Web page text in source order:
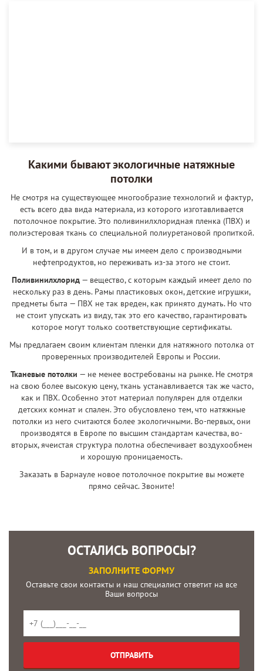
Какими бывают экологичные натяжные
потолки
Не смотря на существующее многообразие технологий и фактур,
есть всего два вида материала, из которого изготавливается
потолочное покрытие. Это поливинилхлоридная пленка (ПВХ) и
полиэстеровая ткань со специальной полиуретановой пропиткой.
И в том, и в другом случае мы имеем дело с производными
нефтепродуктов, но переживать из-за этого не стоит.
Поливинилхлорид— вещество, с которым каждый имеет дело по
нескольку раз в день. Рамы пластиковых окон, детские игрушки,
предметы быта — ПВХ не так вреден, как принято думать. Но что
не стоит упускать из виду, так это его качество, гарантировать
которое могут только соответствующие сертификаты.
Мы предлагаем своим клиентам пленки для натяжного потолка от
проверенных производителей Европы и России.
Тканевые потолки — не менее востребованы на рынке. Не смотря
на свою более высокую цену, ткань устанавливается так же часто,
как и ПВХ. Особенно этот материал популярен для отделки
детских комнат и спален. Это обусловлено тем, что натяжные
потолки из него считаются более экологичными. Во-первых, они
производятся в Европе по высшим стандартам качества, во-
вторых, ячеистая структура полотна обеспечивает воздухообмен
и хорошую проницаемость.
Заказать в Барнауле новое потолочное покрытие вы можете
прямо сейчас. Звоните!
ОСТАЛИСЬ ВОПРОСЫ?
ЗАПОЛНИТЕ ФОРМУ
Оставьте свои контакты и наш специалист ответит на все
Ваши вопросы